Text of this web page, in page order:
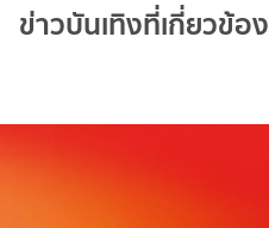
ข่าวบันเทิงที่เกี่ยวข้อง